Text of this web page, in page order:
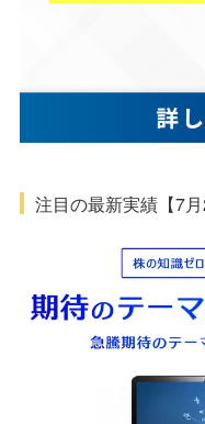
注目の最新実績【7月